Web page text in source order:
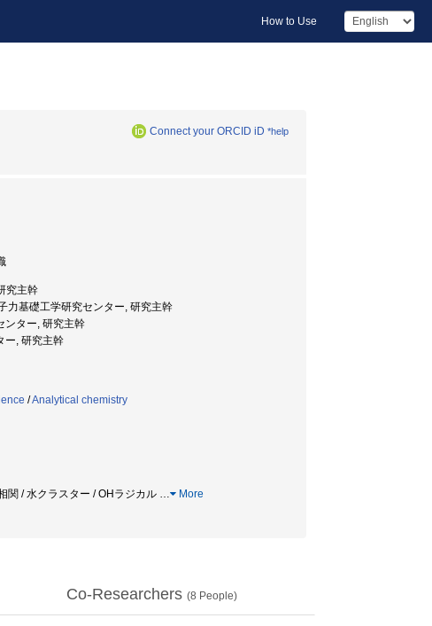
How to Use
Connect your ORCID iD *help
究主幹
力基礎工学研究センター, 研究主幹
ンター, 研究主幹
ー, 研究主幹
/Analytical chemistry
関 / 水クラスター / OHラジカル … More
Co-Researchers (8 People)